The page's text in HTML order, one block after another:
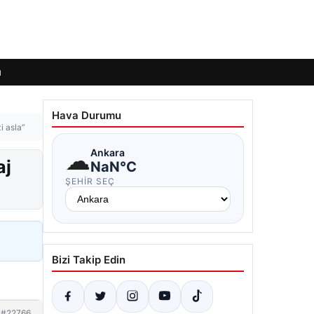
asla”
Hava Durumu
☁Ankara
NaN°C
ŞEHIR SEÇ
Bizi Takip Edin